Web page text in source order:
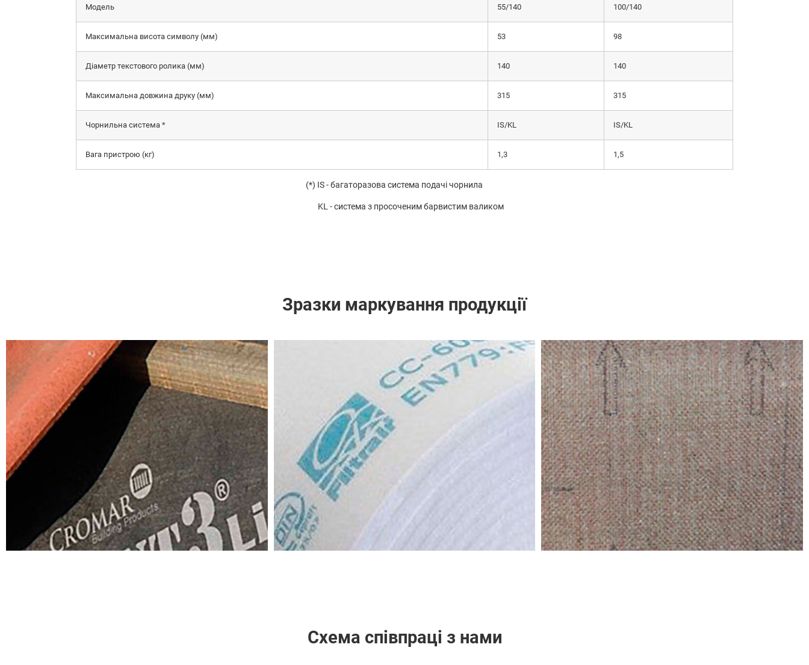
Модель 55/140 100/140
Максимальна висота символу (мм) 53 98
Діаметр текстового ролика (мм) 140 140
Максимальна довжина друку (мм) 315 315
Чорнильна система * IS/KL IS/KL
Вага пристрою (кг) 1,3 1,5
(*) IS - багаторазова система подачі чорнила
KL - система з просоченим барвистим валиком
Зразки маркування продукції
Схема співпраці з нами